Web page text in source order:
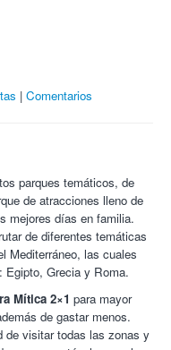
de 65 años.
del
a la historia de
adrenalina.
Comentarios
parques temáticos, de
de atracciones lleno de
mejores días en familia.
de diferentes temáticas
Mediterráneo, las cuales
Egipto, Grecia y Roma.
Mítica 2×1 para mayor
de gastar menos.
de visitar todas las zonas y